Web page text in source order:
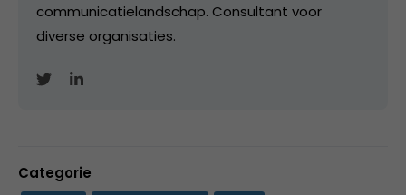
communicatielandschap. Consultant voor
diverse organisaties.
Categorie